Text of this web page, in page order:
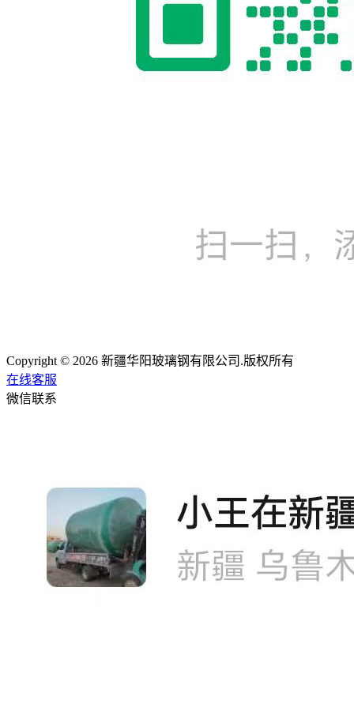
Copyright © 2026 新疆华阳玻璃钢有限公司.版权所有
在线客服
微信联系